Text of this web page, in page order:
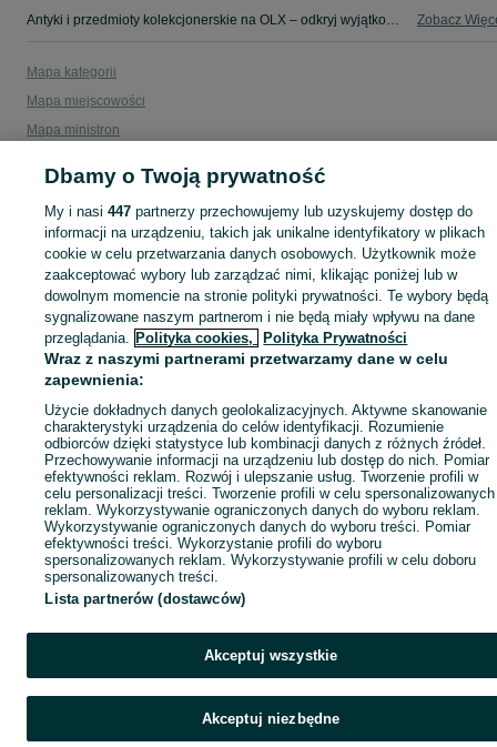
Antyki i przedmioty kolekcjonerskie na OLX – odkryj wyjątkowe oferty antyków i rzadkich przedmiotów. Sprawdź unikalne kolekcje! Celiny i okolice. Zobacz
Mapa kategorii
Mapa miejscowości
Mapa ministron
Dbamy o Twoją prywatność
My i nasi447 partnerzy przechowujemy lub uzyskujemy dostęp do
informacji na urządzeniu, takich jak unikalne identyfikatory w plikach
cookie w celu przetwarzania danych osobowych. Użytkownik może
zaakceptować wybory lub zarządzać nimi, klikając poniżej lub w
dowolnym momencie na stronie polityki prywatności. Te wybory będą
sygnalizowane naszym partnerom i nie będą miały wpływu na dane
przeglądania. Polityka cookies, Polityka Prywatności
Wraz z naszymi partnerami przetwarzamy dane w celu
zapewnienia:
Użycie dokładnych danych geolokalizacyjnych. Aktywne skanowanie
charakterystyki urządzenia do celów identyfikacji. Rozumienie
odbiorców dzięki statystyce lub kombinacji danych z różnych źródeł.
Przechowywanie informacji na urządzeniu lub dostęp do nich. Pomiar
efektywności reklam. Rozwój i ulepszanie usług. Tworzenie profili w
celu personalizacji treści. Tworzenie profili w celu spersonalizowanych
reklam. Wykorzystywanie ograniczonych danych do wyboru reklam.
Wykorzystywanie ograniczonych danych do wyboru treści. Pomiar
efektywności treści. Wykorzystanie profili do wyboru
spersonalizowanych reklam. Wykorzystywanie profili w celu doboru
spersonalizowanych treści.
Lista partnerów (dostawców)
Akceptuj wszystkie
Akceptuj niezbędne